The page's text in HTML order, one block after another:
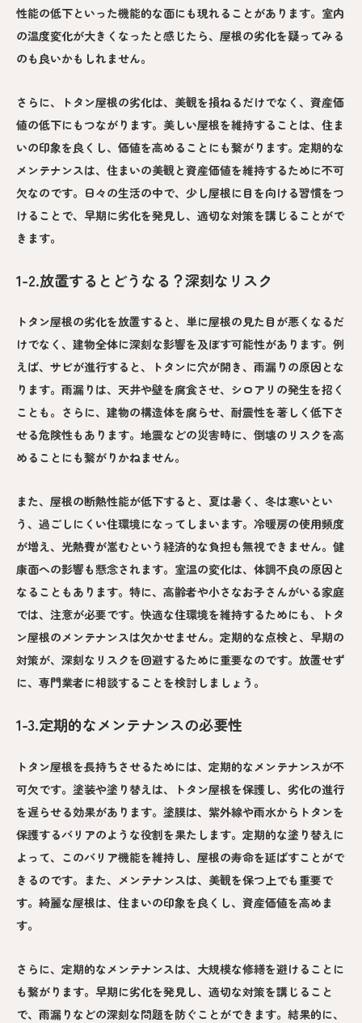
性能の低下といった機能的な面にも現れることがあります。室内
の温度変化が大きくなったと感じたら、屋根の劣化を疑ってみる
のも良いかもしれません。
さらに、トタン屋根の劣化は、美観を損ねるだけでなく、資産価
値の低下にもつながります。美しい屋根を維持することは、住ま
いの印象を良くし、価値を高めることにも繋がります。定期的な
メンテナンスは、住まいの美観と資産価値を維持するために不可
欠なのです。日々の生活の中で、少し屋根に目を向ける習慣をつ
けることで、早期に劣化を発見し、適切な対策を講じることがで
きます。
1-2.放置するとどうなる？深刻なリスク
トタン屋根の劣化を放置すると、単に屋根の見た目が悪くなるだ
けでなく、建物全体に深刻な影響を及ぼす可能性があります。例
えば、サビが進行すると、トタンに穴が開き、雨漏りの原因とな
ります。雨漏りは、天井や壁を腐食させ、シロアリの発生を招く
ことも。さらに、建物の構造体を腐らせ、耐震性を著しく低下さ
せる危険性もあります。地震などの災害時に、倒壊のリスクを高
めることにも繋がりかねません。
また、屋根の断熱性能が低下すると、夏は暑く、冬は寒いとい
う、過ごしにくい住環境になってしまいます。冷暖房の使用頻度
が増え、光熱費が嵩むという経済的な負担も無視できません。健
康面への影響も懸念されます。室温の変化は、体調不良の原因と
なることもあります。特に、高齢者や小さなお子さんがいる家庭
では、注意が必要です。快適な住環境を維持するためにも、トタ
ン屋根のメンテナンスは欠かせません。定期的な点検と、早期の
対策が、深刻なリスクを回避するために重要なのです。放置せず
に、専門業者に相談することを検討しましょう。
1-3.定期的なメンテナンスの必要性
トタン屋根を長持ちさせるためには、定期的なメンテナンスが不
可欠です。塗装や塗り替えは、トタン屋根を保護し、劣化の進行
を遅らせる効果があります。塗膜は、紫外線や雨水からトタンを
保護するバリアのような役割を果たします。定期的な塗り替えに
よって、このバリア機能を維持し、屋根の寿命を延ばすことがで
きるのです。また、メンテナンスは、美観を保つ上でも重要で
す。綺麗な屋根は、住まいの印象を良くし、資産価値を高めま
す。
さらに、定期的なメンテナンスは、大規模な修繕を避けることに
も繋がります。早期に劣化を発見し、適切な対策を講じること
で、雨漏りなどの深刻な問題を防ぐことができます。結果的に、